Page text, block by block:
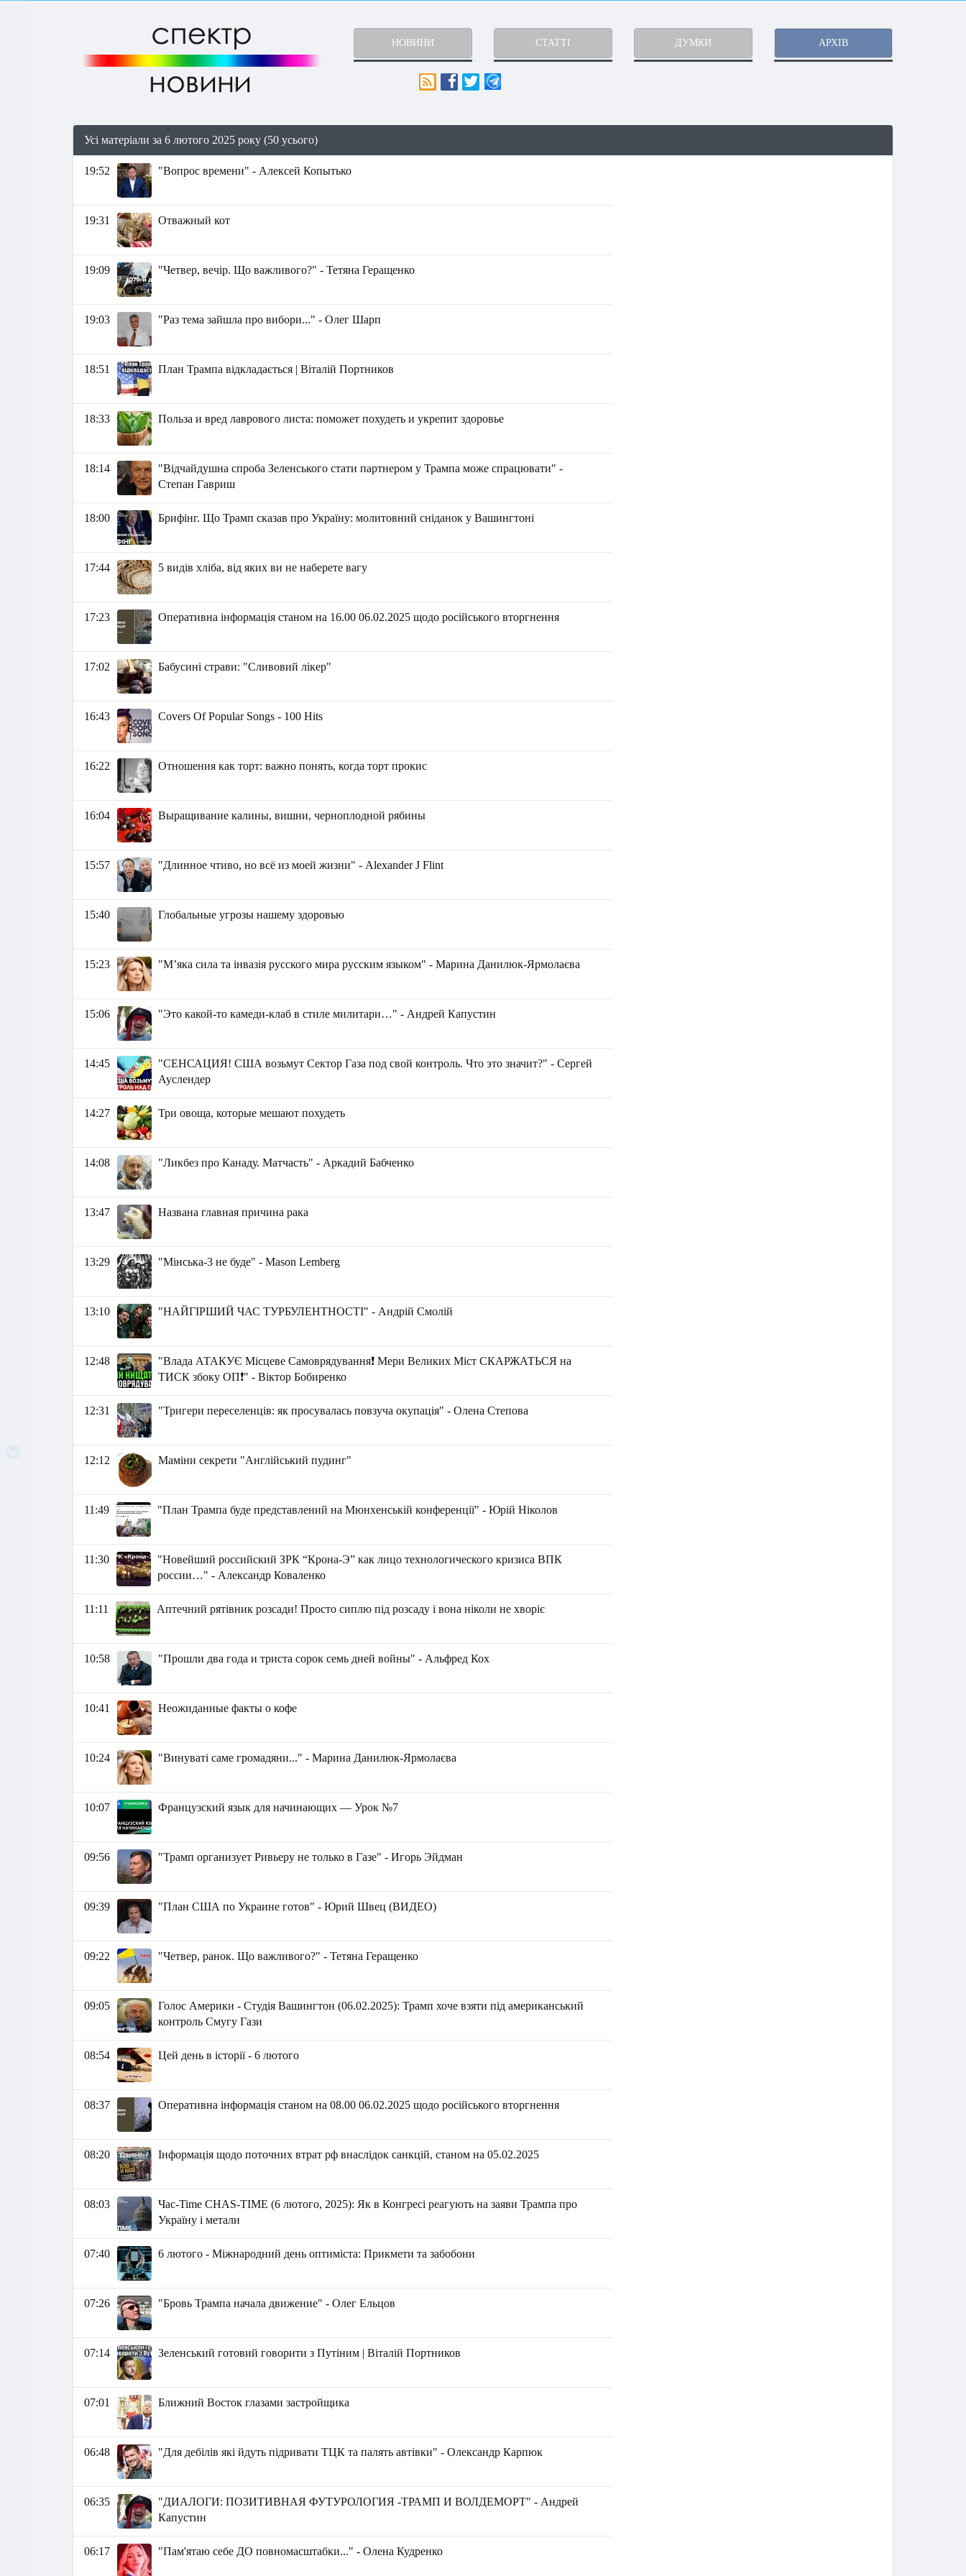
НОВИНИ СТАТТІ ДУМКИ АРХІВ
Усі матеріали за 6 лютого 2025 року (50 усього)
19:52 "Вопрос времени" - Алексей Копытько
19:31 Отважный кот
19:09 "Четвер, вечір. Що важливого?" - Тетяна Геращенко
19:03 "Раз тема зайшла про вибори..." - Олег Шарп
18:51 План Трампа відкладається | Віталій Портников
18:33 Польза и вред лаврового листа: поможет похудеть и укрепит здоровье
18:14
"Відчайдушна спроба Зеленського стати партнером у Трампа може спрацювати" -
Степан Гавриш
18:00 Брифінг. Що Трамп сказав про Україну: молитовний сніданок у Вашингтоні
17:44 5 видів хліба, від яких ви не наберете вагу
17:23 Оперативна інформація станом на 16.00 06.02.2025 щодо російського вторгнення
17:02 Бабусині страви: "Сливовий лікер"
16:43 Covers Of Popular Songs - 100 Hits
16:22 Отношения как торт: важно понять, когда торт прокис
16:04 Выращивание калины, вишни, черноплодной рябины
15:57 "Длинное чтиво, но всё из моей жизни" - Аlexander J Flint
15:40 Глобальные угрозы нашему здоровью
15:23 "Мʼяка сила та інвазія русского мира русским языком" - Марина Данилюк-Ярмолаєва
15:06 "Это какой-то камеди-клаб в стиле милитари…" - Андрей Капустин
14:45
"СЕНСАЦИЯ! США возьмут Сектор Газа под свой контроль. Что это значит?" - Сергей
Ауслендер
14:27 Три овоща, которые мешают похудеть
14:08 "Ликбез про Канаду. Матчасть" - Аркадий Бабченко
13:47 Названа главная причина рака
13:29 "Мінська-3 не буде" - Маson Lemberg
13:10 "НАЙГІРШИЙ ЧАС ТУРБУЛЕНТНОСТІ" - Андрій Смолій
12:48
"Влада АТАКУЄ Місцеве Самоврядування❗ Мери Великих Міст СКАРЖАТЬСЯ на
ТИСК збоку ОП❗" - Віктор Бобиренко
12:31 "Тригери переселенців: як просувалась повзуча окупація" - Олена Степова
12:12 Маміни секрети "Англійський пудинг"
11:49 "План Трампа буде представлений на Мюнхенській конференції" - Юрій Ніколов
11:30
"Новейший российский ЗРК “Крона-Э” как лицо технологического кризиса ВПК
россии…" - Александр Коваленко
11:11 Аптечний рятівник розсади! Просто сиплю під розсаду і вона ніколи не хворіє
10:58 "Прошли два года и триста сорок семь дней войны" - Альфред Кох
10:41 Неожиданные факты о кофе
10:24 "Винуваті саме громадяни..." - Марина Данилюк-Ярмолаєва
10:07 Французский язык для начинающих — Урок №7
09:56 "Трамп организует Ривьеру не только в Газе" - Игорь Эйдман
09:39 "План США по Украине готов" - Юрий Швец (ВИДЕО)
09:22 "Четвер, ранок. Що важливого?" - Тетяна Геращенко
09:05
Голос Америки - Студія Вашингтон (06.02.2025): Трамп хоче взяти під американський
контроль Смугу Гази
08:54 Цей день в історії - 6 лютого
08:37 Оперативна інформація станом на 08.00 06.02.2025 щодо російського вторгнення
08:20 Інформація щодо поточних втрат рф внаслідок санкцій, станом на 05.02.2025
08:03
Час-Time CHAS-TIME (6 лютого, 2025): Як в Конгресі реагують на заяви Трампа про
Україну і метали
07:40 6 лютого - Міжнародний день оптиміста: Прикмети та забобони
07:26 "Бровь Трампа начала движение" - Олег Ельцов
07:14 Зеленський готовий говорити з Путіним | Віталій Портников
07:01 Ближний Восток глазами застройщика
06:48 "Для дебілів які йдуть підривати ТЦК та палять автівки" - Олександр Карпюк
06:35
"ДИАЛОГИ: ПОЗИТИВНАЯ ФУТУРОЛОГИЯ -ТРАМП И ВОЛДЕМОРТ" - Андрей
Капустин
06:17 "Пам'ятаю себе ДО повномасштабки..." - Олена Кудренко